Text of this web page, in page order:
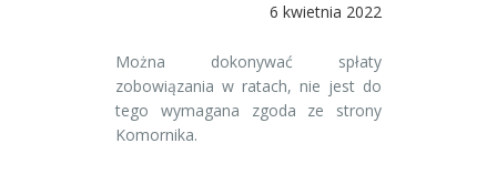
6 kwietnia 2022
Można dokonywać spłaty
zobowiązania w ratach, nie jest do
tego wymagana zgoda ze strony
Komornika.